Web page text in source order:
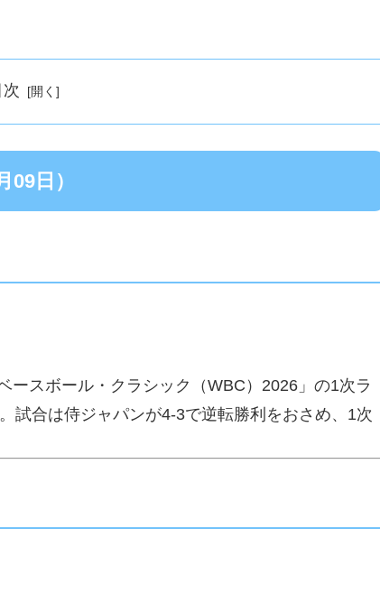
日）
スボール・クラシック（WBC）2026」の1次ラ
試合は侍ジャパンが4-3で逆転勝利をおさめ、1次